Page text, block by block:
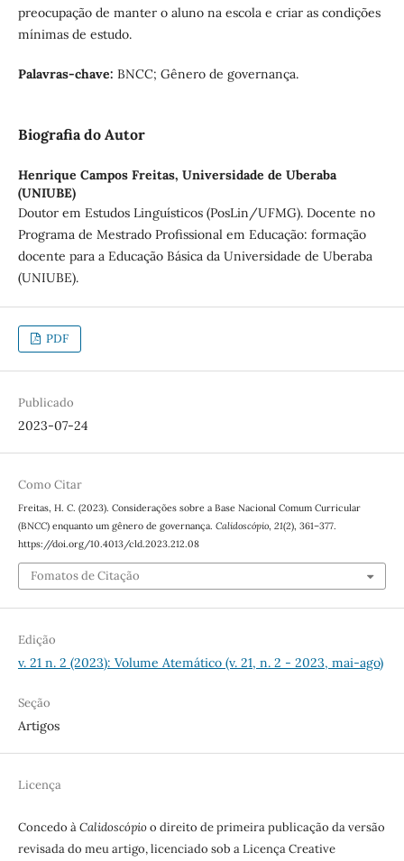
preocupação de manter o aluno na escola e criar as condições
mínimas de estudo.
Palavras-chave: BNCC; Gênero de governança.
Biografia do Autor
Henrique Campos Freitas, Universidade de Uberaba
(UNIUBE)
Doutor em Estudos Linguísticos (PosLin/UFMG). Docente no
Programa de Mestrado Profissional em Educação: formação
docente para a Educação Básica da Universidade de Uberaba
(UNIUBE).
PDF
Publicado
2023-07-24
Como Citar
Freitas, H. C. (2023). Considerações sobre a Base Nacional Comum Curricular
(BNCC) enquanto um gênero de governança. Calidoscópio, 21(2), 361–377.
https://doi.org/10.4013/cld.2023.212.08
Fomatos de Citação
Edição
v. 21 n. 2 (2023): Volume Atemático (v. 21, n. 2 - 2023, mai-ago)
Seção
Artigos
Licença
Concedo àCalidoscópioo direito de primeira publicação da versão
revisada do meu artigo, licenciado sob a Licença Creative